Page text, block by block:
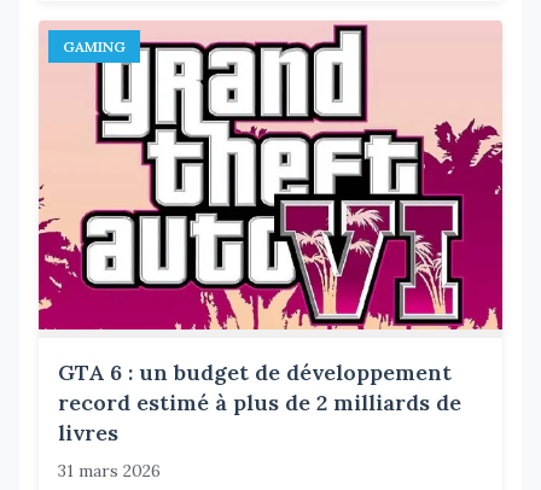
GAMING
GTA 6 : un budget de développement
record estimé à plus de 2 milliards de
livres
31 mars 2026